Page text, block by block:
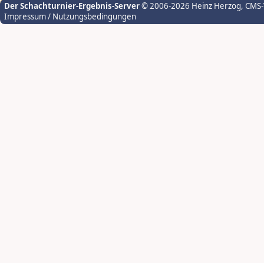
Der Schachturnier-Ergebnis-Server© 2006-2026 Heinz Herzog,
Impressum / Nutzungsbedingungen